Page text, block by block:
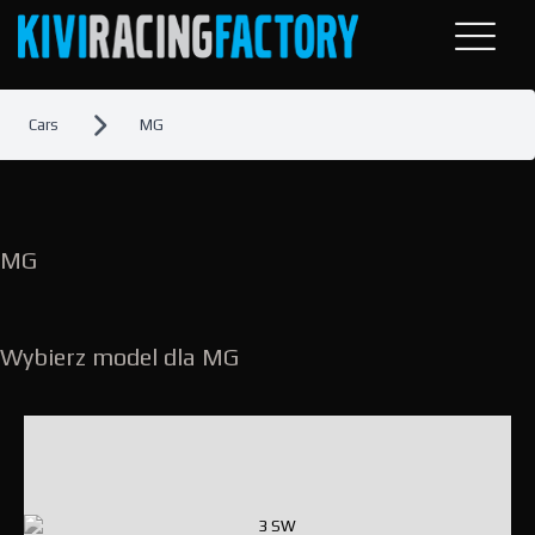
Cars MG
MG
Wybierz model dla MG